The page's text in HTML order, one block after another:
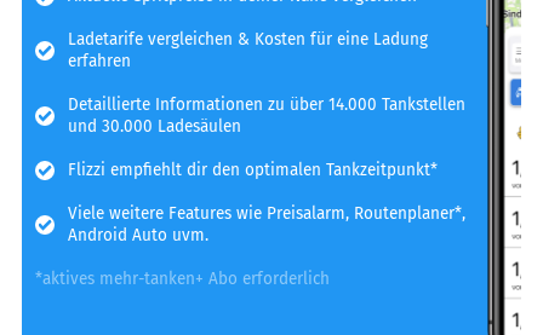
Ladetarife vergleichen & Kosten für eine Ladung
erfahren
Detaillierte Informationen zu über 14.000 Tankstellen
und 30.000 Ladesäulen
Flizzi empfiehlt dir den optimalen Tankzeitpunkt*
Viele weitere Features wie Preisalarm, Routenplaner*,
Android Auto uvm.
*aktives mehr-tanken+ Abo erforderlich